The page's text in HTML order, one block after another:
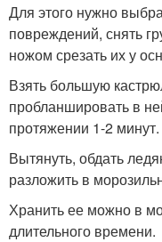
Для этого нужно
повреждений, снять
ножом срезать их у
Взять большую
пробланшировать в
протяжении 1-2 минут.
Вытянуть, обдать
разложить в
Хранить ее можно в
длительного времени.